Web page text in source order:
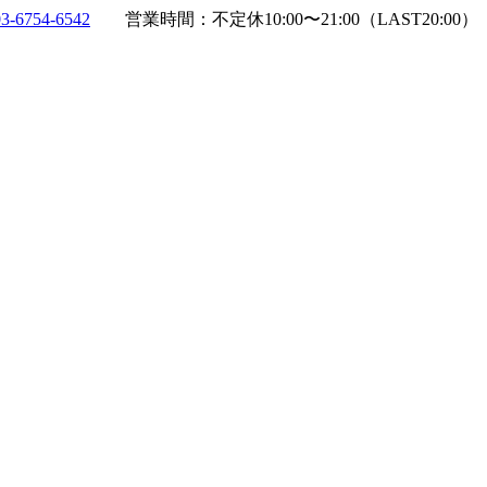
6754-6542 営業時間：不定休10:00〜21:00（LAST20:00）